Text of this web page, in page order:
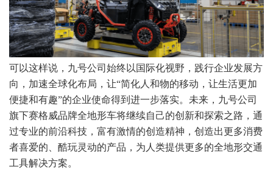
可以这样说，九号公司始终以国际化视野，践行企业发展方
向，加速全球化布局，让“简化人和物的移动，让生活更加
便捷和有趣”的企业使命得到进一步落实。未来，九号公司
旗下赛格威品牌全地形车将继续自己的创新和探索之路，通
过专业的前沿科技，富有激情的创造精神，创造出更多消费
者喜爱的、酷玩灵动的产品，为人类提供更多的全地形交通
工具解决方案。